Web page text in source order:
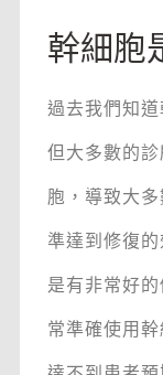
幹細胞
過去我們知
但大多數的
胞，導致大
準達到修復
是有非常好
常準確使用